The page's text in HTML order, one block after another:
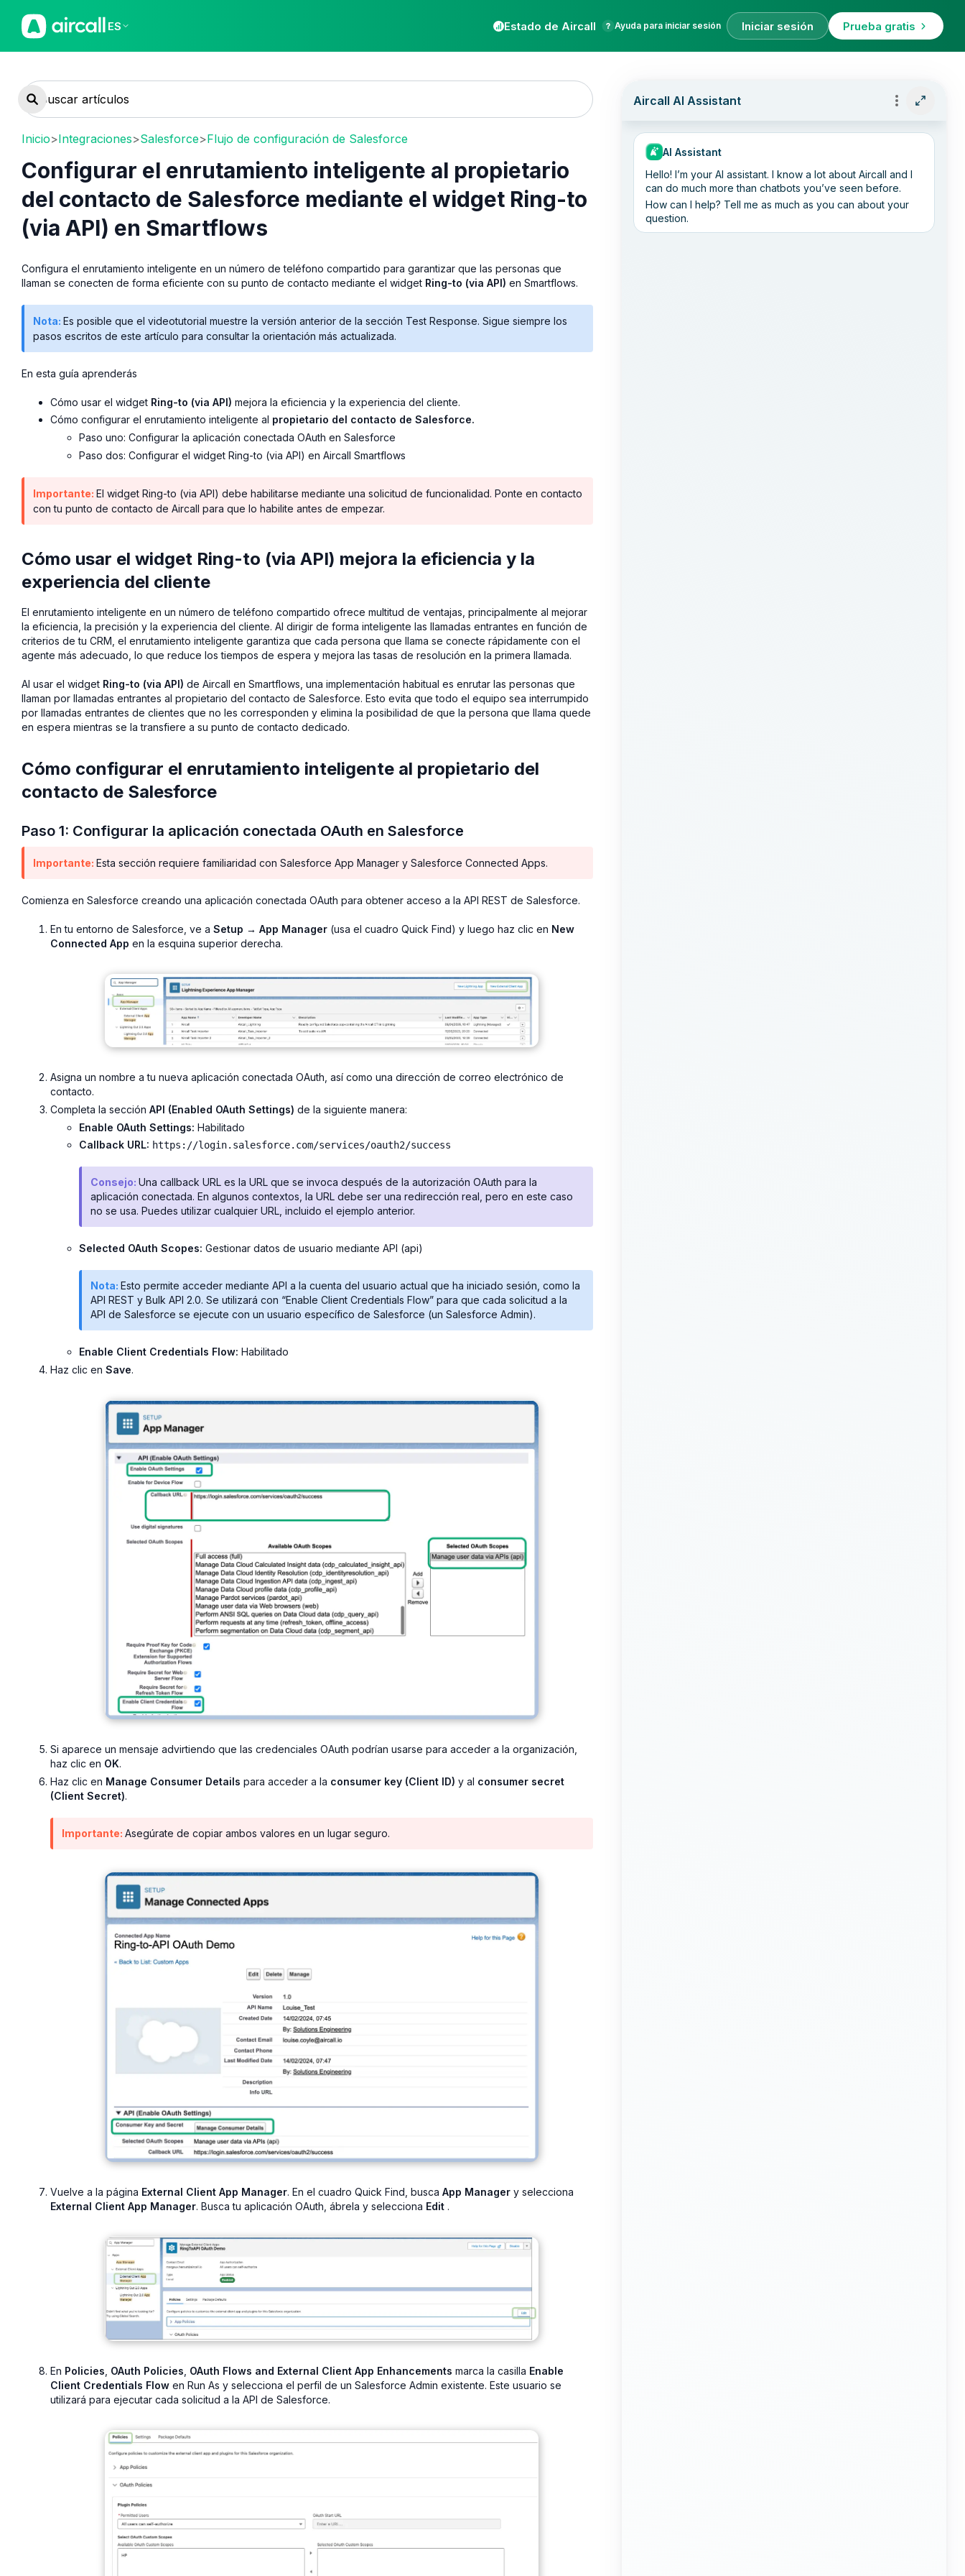
ES Estado de Aircall Ayuda para iniciar sesión Iniciar sesión Prueba gratis
Inicio>Integraciones>Salesforce>Flujo de configuración de Salesforce
Configurar el enrutamiento inteligente al propietario
del contacto de Salesforce mediante el widget Ring-to
(via API) en Smartflows
Configura el enrutamiento inteligente en un número de teléfono compartido para garantizar que las personas que
llaman se conecten de forma eficiente con su punto de contacto mediante el widget Ring-to (via API) en Smartflows.
Nota: Es posible que el videotutorial muestre la versión anterior de la sección Test Response. Sigue siempre los
pasos escritos de este artículo para consultar la orientación más actualizada.
En esta guía aprenderás
Cómo usar el widget Ring-to (via API) mejora la eficiencia y la experiencia del cliente.
Cómo configurar el enrutamiento inteligente al propietario del contacto de Salesforce.
Paso uno: Configurar la aplicación conectada OAuth en Salesforce
Paso dos: Configurar el widget Ring-to (via API) en Aircall Smartflows
Importante: El widget Ring-to (via API) debe habilitarse mediante una solicitud de funcionalidad. Ponte en contacto
con tu punto de contacto de Aircall para que lo habilite antes de empezar.
Cómo usar el widget Ring-to (via API) mejora la eficiencia y la
experiencia del cliente
El enrutamiento inteligente en un número de teléfono compartido ofrece multitud de ventajas, principalmente al mejorar
la eficiencia, la precisión y la experiencia del cliente. Al dirigir de forma inteligente las llamadas entrantes en función de
criterios de tu CRM, el enrutamiento inteligente garantiza que cada persona que llama se conecte rápidamente con el
agente más adecuado, lo que reduce los tiempos de espera y mejora las tasas de resolución en la primera llamada.
Al usar el widget Ring-to (via API) de Aircall en Smartflows, una implementación habitual es enrutar las personas que
llaman por llamadas entrantes al propietario del contacto de Salesforce. Esto evita que todo el equipo sea interrumpido
por llamadas entrantes de clientes que no les corresponden y elimina la posibilidad de que la persona que llama quede
en espera mientras se la transfiere a su punto de contacto dedicado.
Cómo configurar el enrutamiento inteligente al propietario del
contacto de Salesforce
Paso 1: Configurar la aplicación conectada OAuth en Salesforce
Importante: Esta sección requiere familiaridad con Salesforce App Manager y Salesforce Connected Apps.
Comienza en Salesforce creando una aplicación conectada OAuth para obtener acceso a la API REST de Salesforce.
En tu entorno de Salesforce, ve a Setup → App Manager (usa el cuadro Quick Find) y luego haz clic en New
Connected App en la esquina superior derecha.
Asigna un nombre a tu nueva aplicación conectada OAuth, así como una dirección de correo electrónico de
contacto.
Completa la sección API (Enabled OAuth Settings) de la siguiente manera:
Enable OAuth Settings: Habilitado
Callback URL: https://login.salesforce.com/services/oauth2/success
Consejo: Una callback URL es la URL que se invoca después de la autorización OAuth para la
aplicación conectada. En algunos contextos, la URL debe ser una redirección real, pero en este caso
no se usa. Puedes utilizar cualquier URL, incluido el ejemplo anterior.
Selected OAuth Scopes: Gestionar datos de usuario mediante API (api)
Nota: Esto permite acceder mediante API a la cuenta del usuario actual que ha iniciado sesión, como la
API REST y Bulk API 2.0. Se utilizará con “Enable Client Credentials Flow” para que cada solicitud a la
API de Salesforce se ejecute con un usuario específico de Salesforce (un Salesforce Admin).
Enable Client Credentials Flow: Habilitado
Haz clic en Save.
Si aparece un mensaje advirtiendo que las credenciales OAuth podrían usarse para acceder a la organización,
haz clic en OK.
Haz clic en Manage Consumer Details para acceder a la consumer key (Client ID) y al consumer secret
(Client Secret).
Importante: Asegúrate de copiar ambos valores en un lugar seguro.
Vuelve a la página External Client App Manager. En el cuadro Quick Find, busca App Manager y selecciona
External Client App Manager. Busca tu aplicación OAuth, ábrela y selecciona Edit .
En Policies OAuth Policies OAuth Flows and External Client App Enhancements marca la casilla Enable
Client Credentials Flow en Run As y selecciona el perfil de un Salesforce Admin existente. Este usuario se
utilizará para ejecutar cada solicitud a la API de Salesforce.